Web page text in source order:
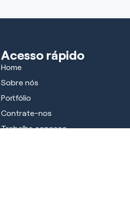
Acesso rápido
Home
Sobre nós
Portfólio
Contrate-nos
Trabalhe conosco